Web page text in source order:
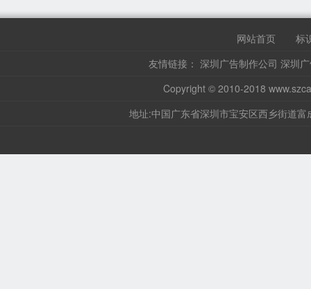
网站首页
标
友情链接： 深圳广告制作公司 深圳
Copyright © 2010-2018
地址:中国广东省深圳市宝安区西乡